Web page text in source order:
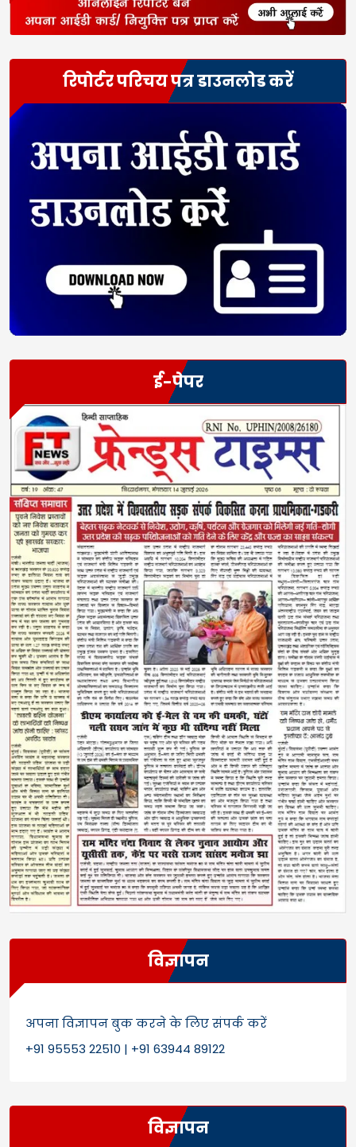
रिपोर्टर परिचय पत्र डाउनलोड करें
ई-पेपर
विज्ञापन
अपना विज्ञापन बुक करने के लिए संपर्क करें
+91 95553 22510 | +91 63944 89122
विज्ञापन